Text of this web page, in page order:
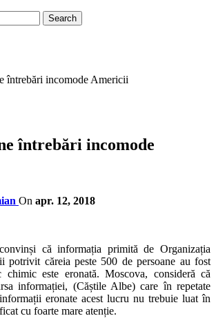
întrebări incomode Americii
întrebări incomode
On apr. 12, 2018
că informația primită de Organizația
potrivit căreia peste 500 de persoane au fost
chimic este eronată. Moscova, consideră că
informației, (Căștile Albe) care în repetate
eronate acest lucru nu trebuie luat în
cu foarte mare atenție.